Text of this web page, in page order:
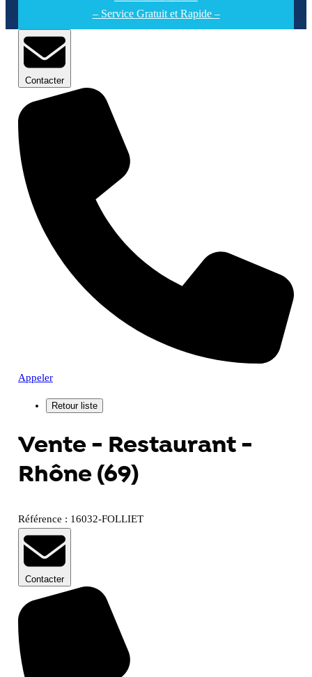
– Service Gratuit et Rapide –
Contacter
Appeler
Vente - Restaurant -
Rhône (69)
Référence : 16032-FOLLIET
Contacter